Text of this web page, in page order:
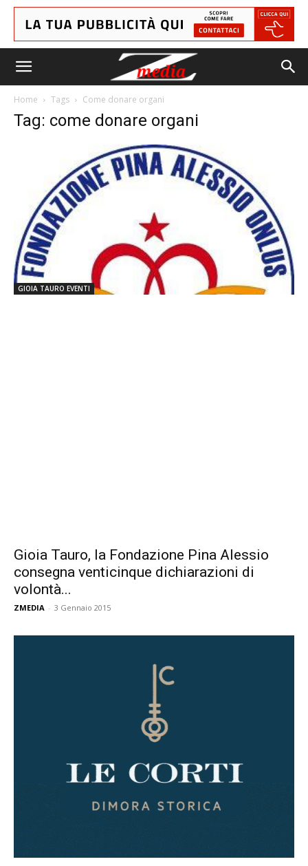
Home Tags Come donare organi
Tag: come donare organi
GIOIA TAURO EVENTI
Gioia Tauro, la Fondazione Pina Alessio
consegna venticinque dichiarazioni di
volontà...
ZMEDIA - 3 Gennaio 2015